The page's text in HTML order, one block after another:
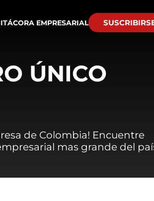
EMPRESARIAL
ÚNICO
de Colombia! Encuentre
mas grande del